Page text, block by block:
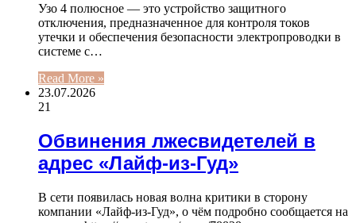
Узо 4 полюсное — это устройство защитного
отключения, предназначенное для контроля токов
утечки и обеспечения безопасности электропроводки в
системе с…
Read More »
23.07.2026
21
Обвинения лжесвидетелей в
адрес «Лайф-из-Гуд»
В сети появилась новая волна критики в сторону
компании «Лайф-из-Гуд», о чём подробно сообщается на